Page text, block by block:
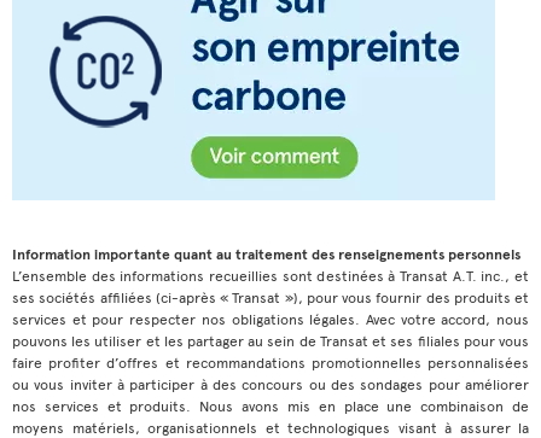
Information importante quant au traitement des renseignements personnels
L’ensemble des informations recueillies sont destinées à Transat A.T. inc., et
ses sociétés affiliées (ci-après « Transat »), pour vous fournir des produits et
services et pour respecter nos obligations légales. Avec votre accord, nous
pouvons les utiliser et les partager au sein de Transat et ses filiales pour vous
faire profiter d’offres et recommandations promotionnelles personnalisées
ou vous inviter à participer à des concours ou des sondages pour améliorer
nos services et produits. Nous avons mis en place une combinaison de
moyens matériels, organisationnels et technologiques visant à assurer la